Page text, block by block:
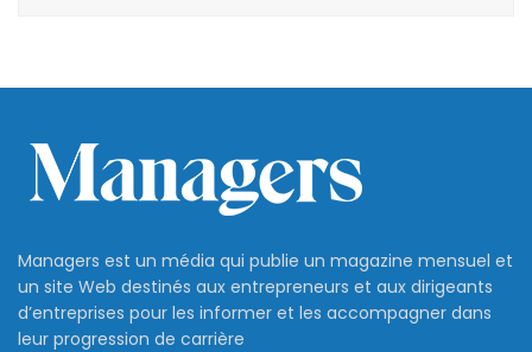
Managers est un média qui publie un magazine mensuel et
un site Web destinés aux entrepreneurs et aux dirigeants
d’entreprises pour les informer et les accompagner dans
leur progression de carrière